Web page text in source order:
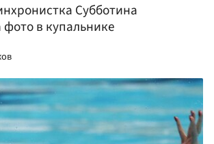
Субботина
в купальнике